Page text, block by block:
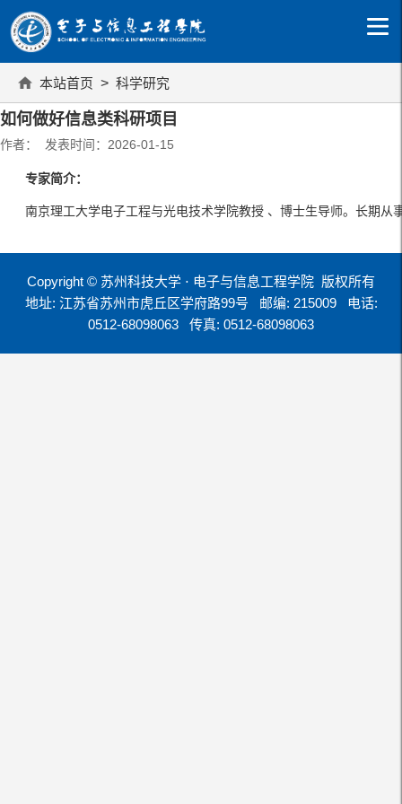
本站首页 > 科学研究
如何做好信息类科研项目
作者： 发表时间：2026-01-15
专家简介：
南京理工大学电子工程与光电技术学院教授 、博士生导师。长期
Copyright © 苏州科技大学 ⋅ 电子与信息工程学院 版权所有
地址: 江苏省苏州市虎丘区学府路99号
邮编: 215009
电话:
0512-68098063
传真: 0512-68098063